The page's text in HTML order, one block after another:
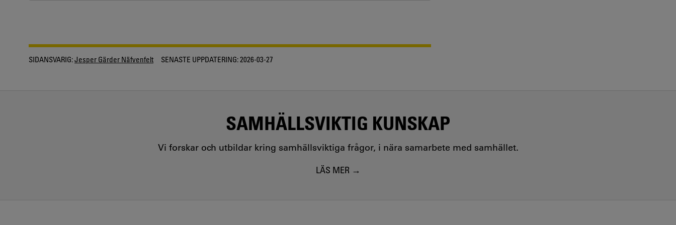
SIDANSVARIG:Jesper Gärder Näfvenfelt SENASTE UPPDATERING:2026-03-27
SAMHÄLLSVIKTIG KUNSKAP
Vi forskar och utbildar kring samhällsviktiga frågor, i nära samarbete med samhället.
LÄS MER